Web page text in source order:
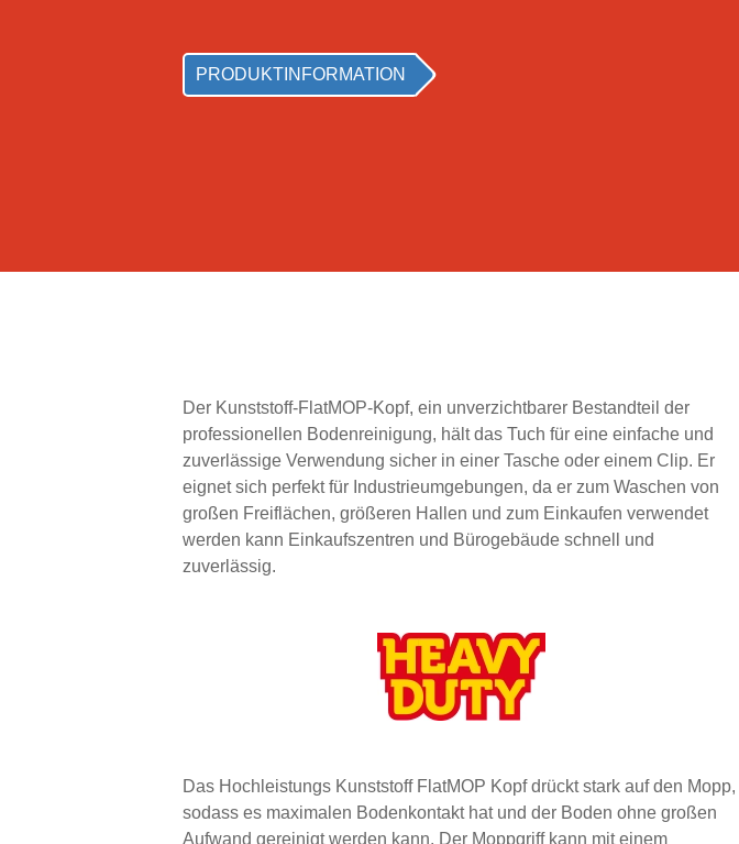
PRODUKTINFORMATION
Der Kunststoff-FlatMOP-Kopf, ein unverzichtbarer Bestandteil der
professionellen Bodenreinigung, hält das Tuch für eine einfache und
zuverlässige Verwendung sicher in einer Tasche oder einem Clip. Er
eignet sich perfekt für Industrieumgebungen, da er zum Waschen von
großen Freiflächen, größeren Hallen und zum Einkaufen verwendet
werden kann Einkaufszentren und Bürogebäude schnell und
zuverlässig.
Das Hochleistungs Kunststoff FlatMOP Kopf drückt stark auf den Mopp,
sodass es maximalen Bodenkontakt hat und der Boden ohne großen
Aufwand gereinigt werden kann. Der Moppgriff kann mit einem